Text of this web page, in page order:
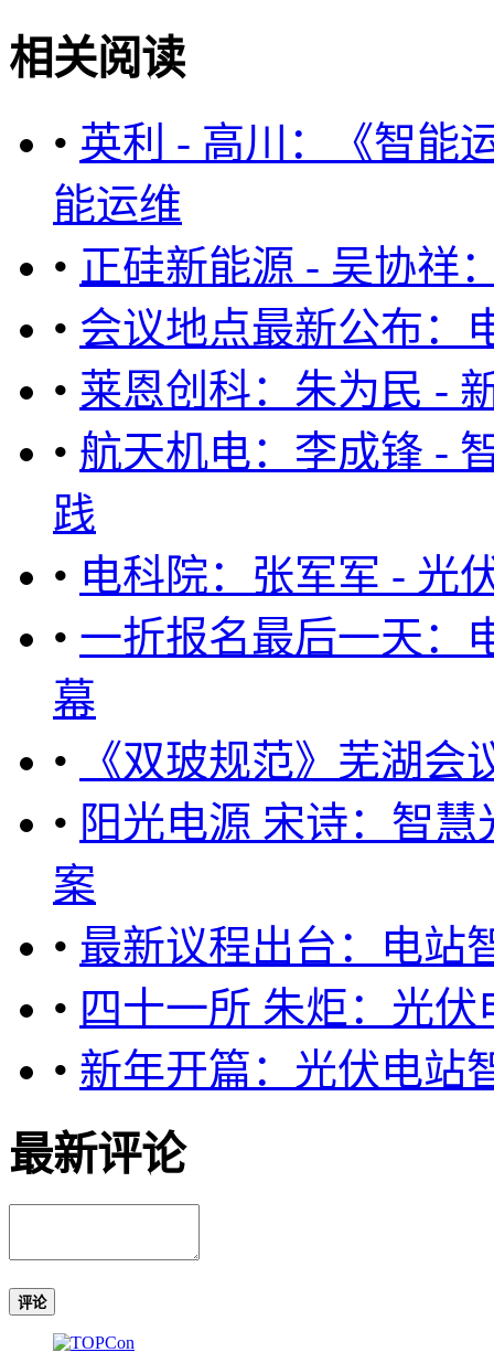
相关阅读
• 英利 - 高川：《智能
能运维
• 正硅新能源 - 吴协祥
• 会议地点最新公布：
• 莱恩创科：朱为民 -
• 航天机电：李成锋 -
践
• 电科院：张军军 - 光
• 一折报名最后一天：
幕
•
《双玻规范》芜湖会
• 阳光电源 宋诗：智
案
• 最新议程出台：电站
• 四十一所 朱炬：光
• 新年开篇：光伏电站
最新评论
评论